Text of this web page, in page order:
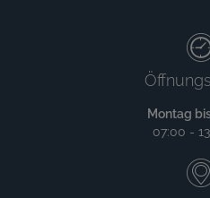
Montag
07:00 -